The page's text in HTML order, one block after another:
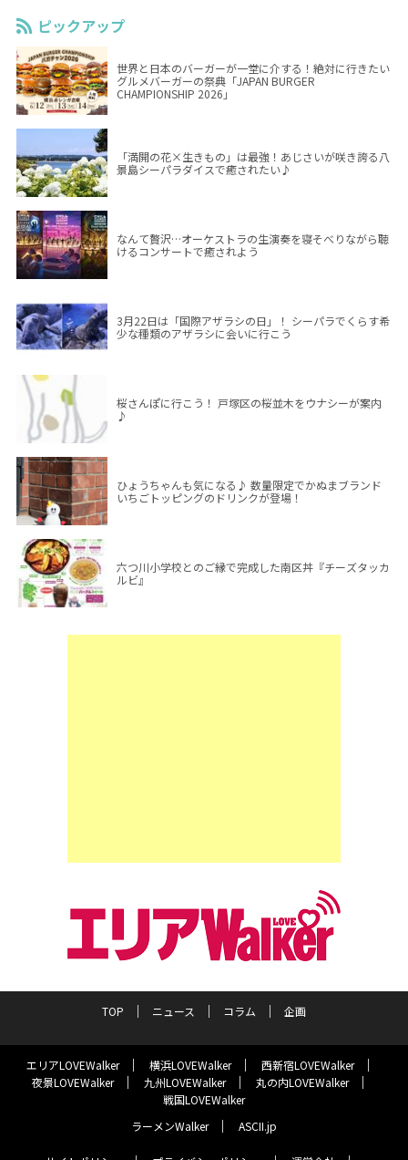
ピックアップ
世界と日本のバーガーが一堂に介する！絶対に行きたい
グルメバーガーの祭典「JAPAN BURGER
CHAMPIONSHIP 2026」
「満開の花×生きもの」は最強！あじさいが咲き誇る八
景島シーパラダイスで癒されたい♪
なんて贅沢…オーケストラの生演奏を寝そべりながら聴
けるコンサートで癒されよう
3月22日は「国際アザラシの日」！ シーパラでくらす希
少な種類のアザラシに会いに行こう
桜さんぽに行こう！ 戸塚区の桜並木をウナシーが案内
♪
ひょうちゃんも気になる♪ 数量限定でかぬまブランド
いちごトッピングのドリンクが登場！
六つ川小学校とのご縁で完成した南区丼『チーズタッカ
ルビ』
TOP ニュース コラム 企画
エリアLOVEWalker 横浜LOVEWalker
西新宿LOVEWalker
夜景LOVEWalker
九州LOVEWalker
丸の内LOVEWalker
戦国LOVEWalker
ラーメンWalker
ASCII.jp